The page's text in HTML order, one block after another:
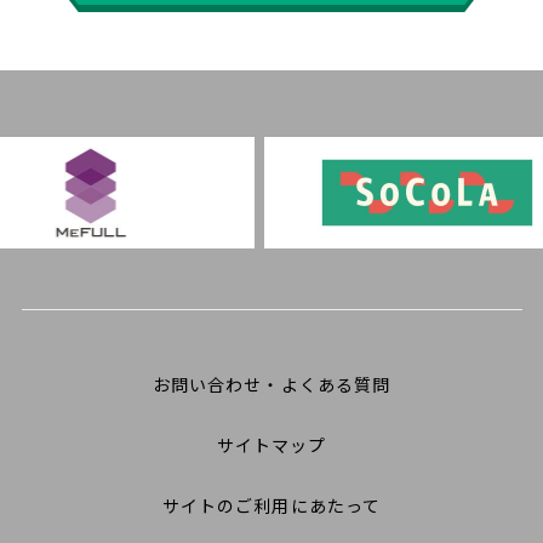
お問い合わせ・よくある質問
サイトマップ
サイトのご利用にあたって